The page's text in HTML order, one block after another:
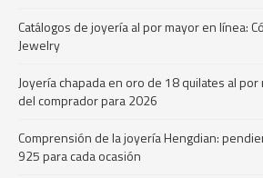
Catálogos de joyería al por mayor en línea:
Jewelry
Joyería chapada en oro de 18 quilates al por
del comprador para 2026
Comprensión de la joyería Hengdian:
925 para cada ocasión